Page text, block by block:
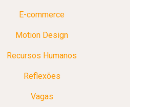
E-commerce
Motion Design
Recursos Humanos
Reflexões
Vagas